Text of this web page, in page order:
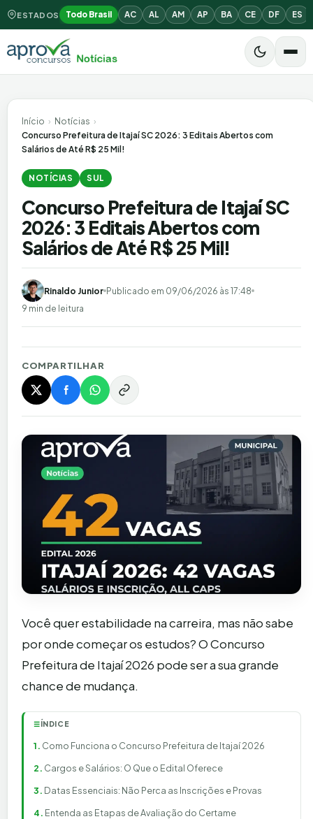
ESTADOS Todo Brasil AC AL AM AP BA CE DF ES
Início › Notícias ›
Concurso Prefeitura de Itajaí SC 2026: 3 Editais Abertos com
Salários de Até R$ 25 Mil!
NOTÍCIAS SUL
Concurso Prefeitura de Itajaí SC
2026: 3 Editais Abertos com
Salários de Até R$ 25 Mil!
Rinaldo Junior Publicado em 09/06/2026 às 17:48
9 min de leitura
COMPARTILHAR
Você quer estabilidade na carreira, mas não sabe
por onde começar os estudos? O Concurso
Prefeitura de Itajaí 2026 pode ser a sua grande
chance de mudança.
☰ÍNDICE
Como Funciona o Concurso Prefeitura de Itajaí 2026
Cargos e Salários: O Que o Edital Oferece
Datas Essenciais: Não Perca as Inscrições e Provas
Entenda as Etapas de Avaliação do Certame